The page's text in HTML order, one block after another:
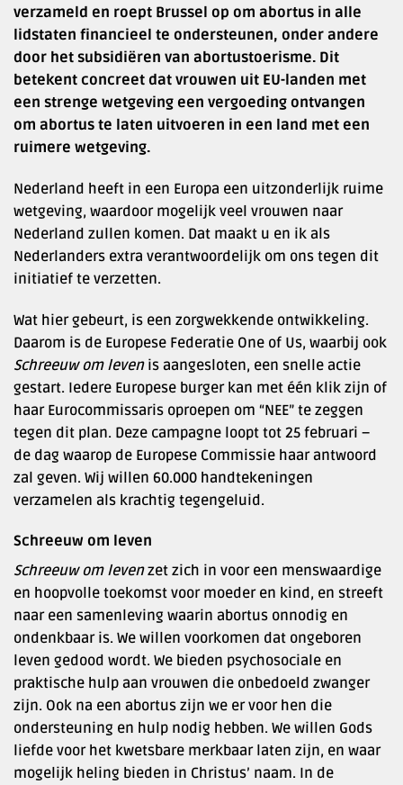
verzameld en roept Brussel op om abortus in alle
lidstaten financieel te ondersteunen, onder andere
door het subsidiëren van abortustoerisme. Dit
betekent concreet dat vrouwen uit EU-landen met
een strenge wetgeving een vergoeding ontvangen
om abortus te laten uitvoeren in een land met een
ruimere wetgeving.
Nederland heeft in een Europa een uitzonderlijk ruime
wetgeving, waardoor mogelijk veel vrouwen naar
Nederland zullen komen. Dat maakt u en ik als
Nederlanders extra verantwoordelijk om ons tegen dit
initiatief te verzetten.
Wat hier gebeurt, is een zorgwekkende ontwikkeling.
Daarom is de Europese Federatie One of Us, waarbij ook
Schreeuw om leven is aangesloten, een snelle actie
gestart. Iedere Europese burger kan met één klik zijn of
haar Eurocommissaris oproepen om “NEE” te zeggen
tegen dit plan. Deze campagne loopt tot 25 februari –
de dag waarop de Europese Commissie haar antwoord
zal geven. Wij willen 60.000 handtekeningen
verzamelen als krachtig tegengeluid.
Schreeuw om leven
Schreeuw om levenzet zich in voor een menswaardige
en hoopvolle toekomst voor moeder en kind, en streeft
naar een samenleving waarin abortus onnodig en
ondenkbaar is. We willen voorkomen dat ongeboren
leven gedood wordt. We bieden psychosociale en
praktische hulp aan vrouwen die onbedoeld zwanger
zijn. Ook na een abortus zijn we er voor hen die
ondersteuning en hulp nodig hebben. We willen Gods
liefde voor het kwetsbare merkbaar laten zijn, en waar
mogelijk heling bieden in Christus’ naam. In de